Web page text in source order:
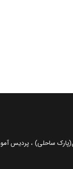
ساحلی) ، پردیس